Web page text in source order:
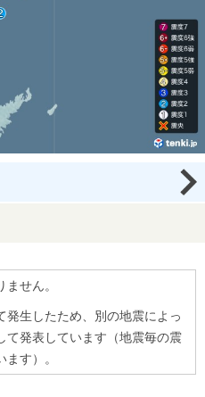
せん。
発生したため、別の地震によっ
て発表しています（地震毎の震
す）。